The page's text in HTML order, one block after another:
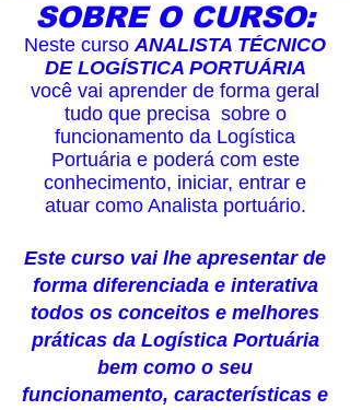
SOBRE O CURSO:
Neste cursoANALISTA TÉCNICO
DE LOGÍSTICA PORTUÁRIA
você vai aprender de forma geral
tudo que precisa sobre o
funcionamento da Logística
Portuária e poderá com este
conhecimento, iniciar, entrar e
atuar como Analista portuário.
Este curso vai lhe apresentar de
forma diferenciada e interativa
todos os conceitos e melhores
práticas da Logística Portuária
bem como o seu
funcionamento, características e